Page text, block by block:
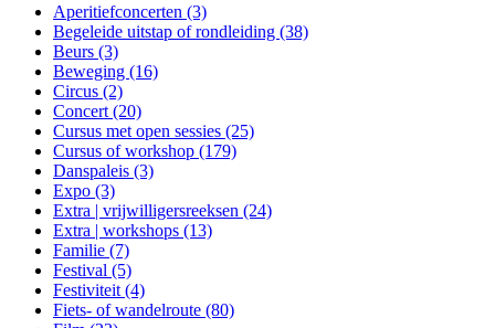
Aperitiefconcerten (3)
Begeleide uitstap of rondleiding (38)
Beurs (3)
Beweging (16)
Circus (2)
Concert (20)
Cursus met open sessies (25)
Cursus of workshop (179)
Danspaleis (3)
Expo (3)
Extra | vrijwilligersreeksen (24)
Extra | workshops (13)
Familie (7)
Festival (5)
Festiviteit (4)
Fiets- of wandelroute (80)